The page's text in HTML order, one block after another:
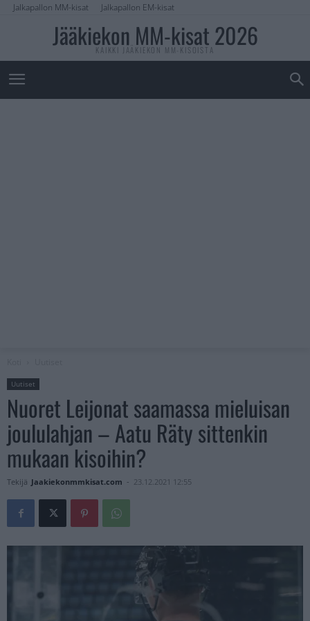
Jalkapallon MM-kisat Jalkapallon EM-kisat
Jääkiekon MM-kisat 2026
KAIKKI JÄÄKIEKON MM-KISOISTA
Uutiset
Nuoret Leijonat saamassa mieluisan
joululahjan – Aatu Räty sittenkin
mukaan kisoihin?
Tekijä Jaakiekonmmkisat.com - 23.12.2021 12:55